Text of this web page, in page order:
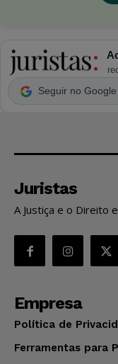
Seguir no Google
Juristas
A Justiça e o Direito
Empresa
Política de
Ferramentas para